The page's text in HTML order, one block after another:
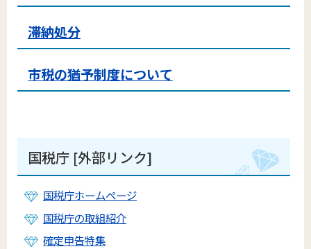
滞納処分
市税の猶予制度について
国税庁 [外部リンク]
国税庁ホームページ
国税庁の取組紹介
確定申告特集